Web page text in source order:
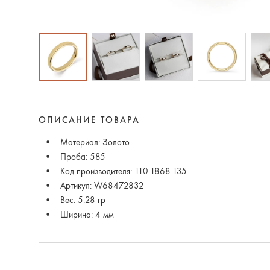
ОПИСАНИЕ ТОВАРА
Материал: Золото
Проба: 585
Код производителя: 110.1868.135
Артикул: W68472832
Вес: 5.28 гр
Ширина: 4 мм